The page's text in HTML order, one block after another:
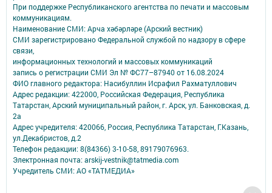
При поддержке Республиканского агентства по печати и массовым
коммуникациям.
Наименование СМИ: Арча хәбәрләре (Арский вестник)
СМИ зарегистрировано Федеральной службой по надзору в сфере
связи,
информационных технологий и массовых коммуникаций
запись о регистрации СМИ Эл № ФС77–87940 от 16.08.2024
ФИО главного редактора: Насибуллин Исрафил Рахматуллович
Адрес редакции: 422000, Российская Федерация, Республика
Татарстан, Арский муниципальный район, г. Арск, ул. Банковская, д.
2а
Адрес учредителя: 420066, Россия, Республика Татарстан, Г.Казань,
ул.Декабристов, д.2
Телефон редакции: 8(84366) 3-10-58, 89179076963.
Электронная почта: arskij-vestnik@tatmedia.com
Учредитель СМИ: АО «ТАТМЕДИА»